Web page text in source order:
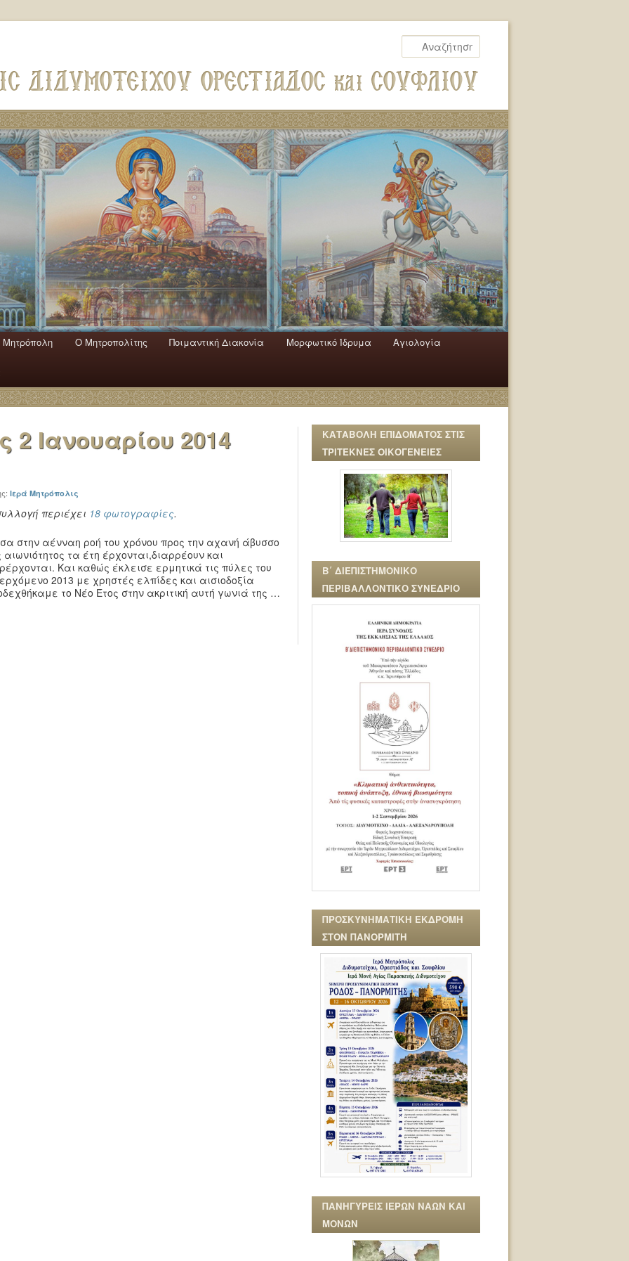
Mητρόπολη Ο Mητροπολίτης Ποιμαντική Διακονία Μορφωτικό Ίδρυμα Αγιολογία
2 Ιανουαρίου 2014
Ιερά Μητρόπολις
περιέχει 18 φωτογραφίες.
στην αένναη ροή του χρόνου προς την αχανή άβυσσο
αιωνιότητος τα έτη έρχονται,διαρρέουν και
Και καθώς έκλεισε ερμητικά τις πύλες του
2013 με χρηστές ελπίδες και αισιοδοξία
το Νέο Έτος στην ακριτική αυτή γωνιά της …
ΚΑΤΑΒΟΛΗ ΕΠΙΔΟΜΑΤΟΣ ΣΤΙΣ
ΤΡΙΤΕΚΝΕΣ ΟΙΚΟΓΕΝΕΙΕΣ
Β΄ ΔΙΕΠΙΣΤΗΜΟΝΙΚΟ
ΠΕΡΙΒΑΛΛΟΝΤΙΚΟ ΣΥΝΕΔΡΙΟ
ΠΡΟΣΚΥΝΗΜΑΤΙΚΗ ΕΚΔΡΟΜΗ
ΣΤΟΝ ΠΑΝΟΡΜΙΤΗ
ΠΑΝΗΓΥΡΕΙΣ ΙΕΡΩΝ ΝΑΩΝ ΚΑΙ
ΜΟΝΩΝ